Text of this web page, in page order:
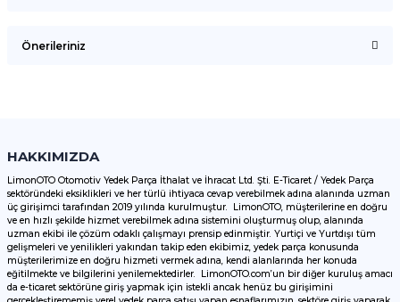
Önerileriniz
Görüş ve önerileriniz için teşekkür ederiz.
Ürün resmi kalitesiz, bozuk veya görüntülenemiyor.
Ürün açıklamasında eksik bilgiler bulunuyor.
Ürün bilgilerinde hatalar bulunuyor.
Ürün fiyatı diğer sitelerden daha pahalı.
Bu ürüne benzer farklı alternatifler olmalı.
HAKKIMIZDA
LimonOTO Otomotiv Yedek Parça İthalat ve İhracat Ltd. Şti. E-Ticaret / Yedek Parça
sektöründeki eksiklikleri ve her türlü ihtiyaca cevap verebilmek adına alanında uzman
üç girişimci tarafından 2019 yılında kurulmuştur. LimonOTO, müşterilerine en doğru
ve en hızlı şekilde hizmet verebilmek adına sistemini oluşturmuş olup, alanında
uzman ekibi ile çözüm odaklı çalışmayı prensip edinmiştir. Yurtiçi ve Yurtdışı tüm
gelişmeleri ve yenilikleri yakından takip eden ekibimiz, yedek parça konusunda
müşterilerimize en doğru hizmeti vermek adına, kendi alanlarında her konuda
eğitilmekte ve bilgilerini yenilemektedirler. LimonOTO.com’un bir diğer kuruluş amacı
da e-ticaret sektörüne giriş yapmak için istekli ancak henüz bu girişimini